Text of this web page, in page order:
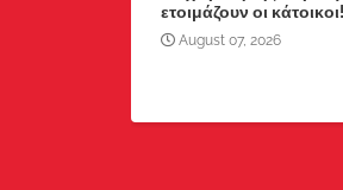
ετοιμάζουν οι κάτοικοι!
August 07, 2026